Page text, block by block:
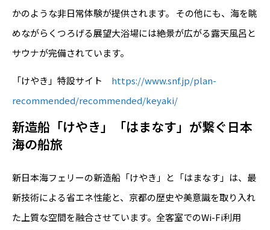
かのような非日常体験が提供されます。 その他にも、海を眺
めながらくつろげる展望大浴場には絶景が広がる露天風呂と
サウナが完備されています。
「けやき」特設サイト https://www.snf.jp/plan-
recommended/recommended/keyaki/
新造船「けやき」「はまなす」が繋ぐ日本
海の船旅
新日本海フェリーの新造船「けやき」と「はまなす」は、最
新技術による省エネ性能と、京都の歴史や美意識を取り入れ
た上質な空間を融合させています。全客室でのWi-Fi利用